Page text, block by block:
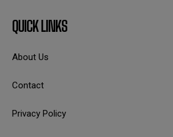
QUICK LINKS
About Us
Contact
Privacy Policy